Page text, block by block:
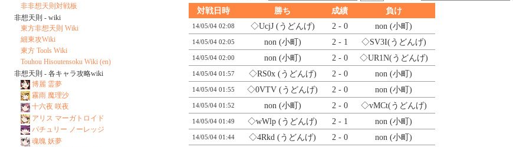
対戦日時
勝ち 成績 負け
14/05/04 02:08 ◇UcjJ(うどんげ) 2 - 0 non (小町)
14/05/04 02:05 non (小町) 2 - 1 ◇SV3I(うどんげ)
14/05/04 02:00 non (小町) 2 - 0 ◇UR1N(うどんげ)
14/05/04 01:57 ◇RS0x(うどんげ) 2 - 0 non (小町)
14/05/04 01:55 ◇0VTV (うどんげ) 2 - 0 non (小町)
14/05/04 01:52 non (小町) 2 - 0 ◇vMCt(うどんげ)
14/05/04 01:49 ◇wWlp (うどんげ) 2 - 1 non (小町)
14/05/04 01:44 ◇4Rkd (うどんげ) 2 - 0 non (小町)
非非想天則対戦板
非想天則 - wiki
東方非想天則 Wiki
細東攻Wiki
東方 Tools Wiki
Touhou Hisoutensoku Wiki (en)
非想天則 - 各キャラ攻略wiki
博麗 霊夢
霧雨 魔理沙
十六夜 咲夜
アリス マーガトロイド
パチュリー ノーレッジ
魂魄 妖夢